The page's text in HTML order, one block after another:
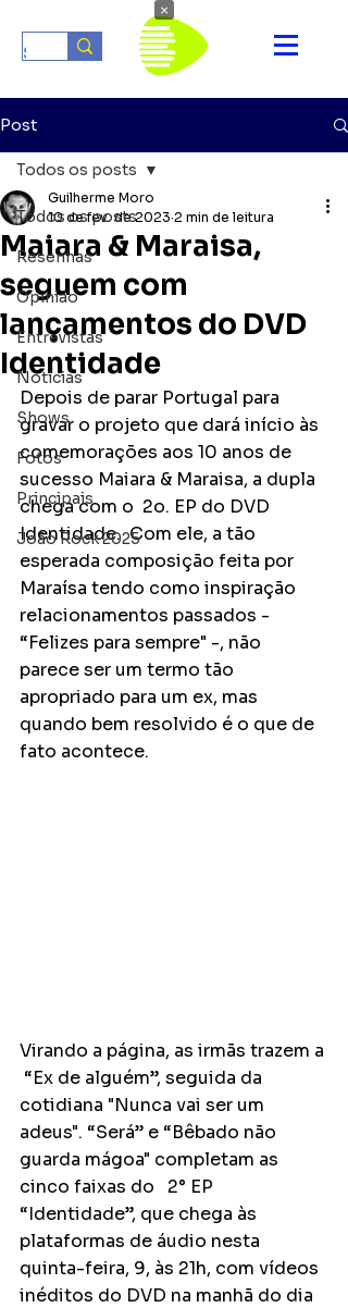
Post
Todos os posts
Resenhas
Opinião
Entrevistas
Notícias
Shows
Fotos
Principais
João Rock 2025
Todos os posts
Maiara & Maraisa,
seguem com
lançamentos do DVD
Identidade
Guilherme Moro
10 de fev. de 2023 2 min de leitura
Depois de parar Portugal para
gravar o projeto que dará início às
comemorações aos 10 anos de
sucesso Maiara & Maraisa, a dupla
chega com o  2o. EP do DVD
Identidade.  Com ele, a tão
esperada composição feita por
Maraísa tendo como inspiração
relacionamentos passados -
“Felizes para sempre" -, não
parece ser um termo tão
apropriado para um ex, mas
quando bem resolvido é o que de
fato acontece.
Virando a página, as irmãs trazem a
“Ex de alguém”, seguida da
cotidiana "Nunca vai ser um
adeus". “Será” e “Bêbado não
guarda mágoa" completam as
cinco faixas do   2° EP
“Identidade”, que chega às
plataformas de áudio nesta
quinta-feira, 9, às 21h, com vídeos
inéditos do DVD na manhã do dia
×